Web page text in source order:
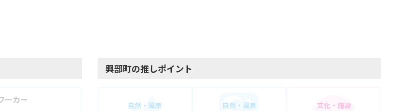
ーカー
興部町の推しポイント
自然・風景 自然・風景 文化・施設